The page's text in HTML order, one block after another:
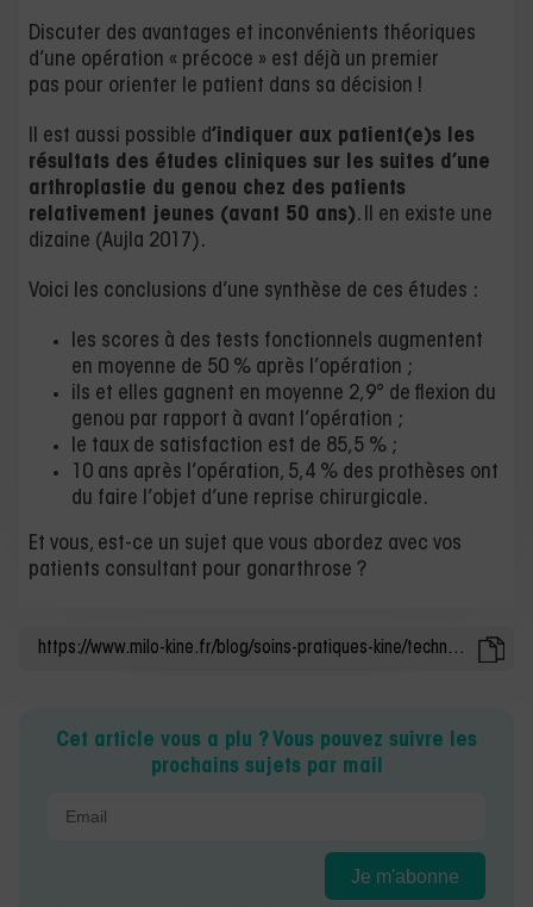
Discuter des avantages et inconvénients théoriques
d’une opération « précoce » est déjà un premier
pas pour orienter le patient dans sa décision !
Il est aussi possible d’indiquer aux patient(e)s les
résultats des études cliniques sur les suites d’une
arthroplastie du genou chez des patients
relativement jeunes (avant 50 ans). Il en existe une
dizaine (Aujla 2017).
Voici les conclusions d’une synthèse de ces études :
les scores à des tests fonctionnels augmentent
en moyenne de 50 % après l’opération ;
ils et elles gagnent en moyenne 2,9° de flexion du
genou par rapport à avant l’opération ;
le taux de satisfaction est de 85,5 % ;
10 ans après l’opération, 5,4 % des prothèses ont
du faire l’objet d’une reprise chirurgicale.
Et vous, est-ce un sujet que vous abordez avec vos
patients consultant pour gonarthrose ?
Cet article vous a plu ? Vous pouvez suivre les
prochains sujets par mail